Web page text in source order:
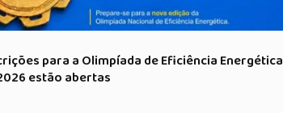
para a Olimpíada de Eficiência Energética
estão abertas